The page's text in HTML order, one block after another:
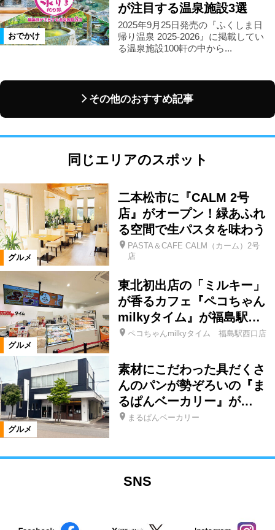
おでかけ
が注目する温泉施設3選
2025年9月25日発売の『ふくしま日
帰り温泉 2025-2026』に掲載してい
る温泉施設100軒の中から...
その他のおすすめ記事
同じエリアのスポット
グルメ
二本松市に『CALM 2号
店』がオープン！緑あふれ
る空間で生パスタを味わう
PASTA＆CAFE CALM（カーム）2号
店
グルメ
東北初出店の「ミルキー」
が香るカフェ『ペコちゃん
milkyタイム』が福島駅…
ペコちゃんmilkyタイム 福島駅西口店
グルメ
素材にこだわった具だくさ
んのパンが勢ぞろいの『ま
るぱんベーカリー』が…
まるぱんベーカリー
SNS